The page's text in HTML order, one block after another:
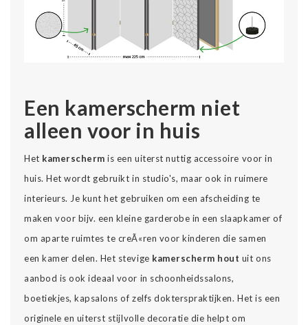
Een kamerscherm niet
alleen voor in huis
Het kamerscherm is een uiterst nuttig accessoire voor in
huis. Het wordt gebruikt in studio's, maar ook in ruimere
interieurs. Je kunt het gebruiken om een afscheiding te
maken voor bijv. een kleine garderobe in een slaapkamer of
om aparte ruimtes te creÃ«ren voor kinderen die samen
een kamer delen. Het stevige kamerscherm hout uit ons
aanbod is ook ideaal voor in schoonheidssalons,
boetiekjes, kapsalons of zelfs dokterspraktijken. Het is een
originele en uiterst stijlvolle decoratie die helpt om